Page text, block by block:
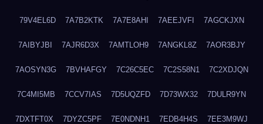
79V4EL6D 7A7B2KTK 7A7E8AHI 7AEEJVFI 7AGCKJXN
7AIBYJBI 7AJR6D3X 7AMTLOH9 7ANGKL8Z 7AOR3BJY
7AOSYN3G 7BVHAFGY 7C26C5EC 7C2S58N1 7C2XDJQN
7C4MI5MB 7CCV7IAS 7D5UQZFD 7D73WX32 7DULR9YN
7DXTFT0X 7DYZC5PF 7E0NDNH1 7EDB4H4S 7EE3M9WJ